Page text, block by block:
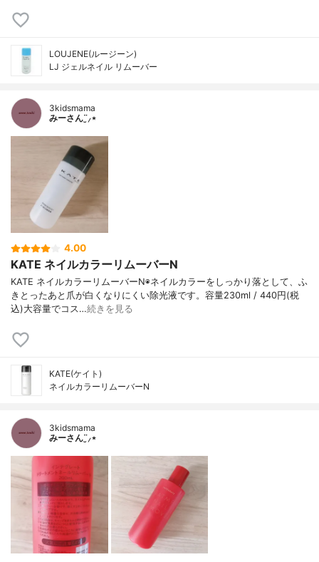
LOUJENE(ルージーン)
LJ ジェルネイル リムーバー
3kidsmama
みーさん¨̮⸝⋆
4.00
KATE ネイルカラーリムーバーN
KATE ネイルカラーリムーバーN◉ネイルカラーをしっかり落として、ふ
きとったあと爪が白くなりにくい除光液です。容量230ml / 440円(税
込)大容量でコス…続きを見る
KATE(ケイト)
ネイルカラーリムーバーN
3kidsmama
みーさん¨̮⸝⋆